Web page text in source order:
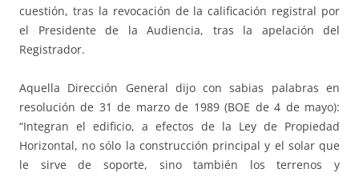
cuestión, tras la revocación de la calificación registral por
el Presidente de la Audiencia, tras la apelación del
Registrador.
Aquella Dirección General dijo con sabias palabras en
resolución de 31 de marzo de 1989 (BOE de 4 de mayo):
“Integran el edificio, a efectos de la Ley de Propiedad
Horizontal, no sólo la construcción principal y el solar que
le sirve de soporte, sino también los terrenos y